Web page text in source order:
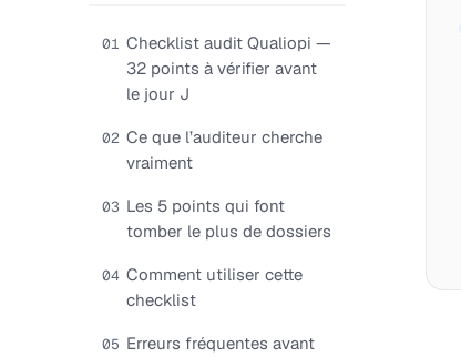
01 Checklist audit Qualiopi —
32 points à vérifier avant
le jour J
02 Ce que l’auditeur cherche
vraiment
03 Les 5 points qui font
tomber le plus de dossiers
04 Comment utiliser cette
checklist
05 Erreurs fréquentes avant